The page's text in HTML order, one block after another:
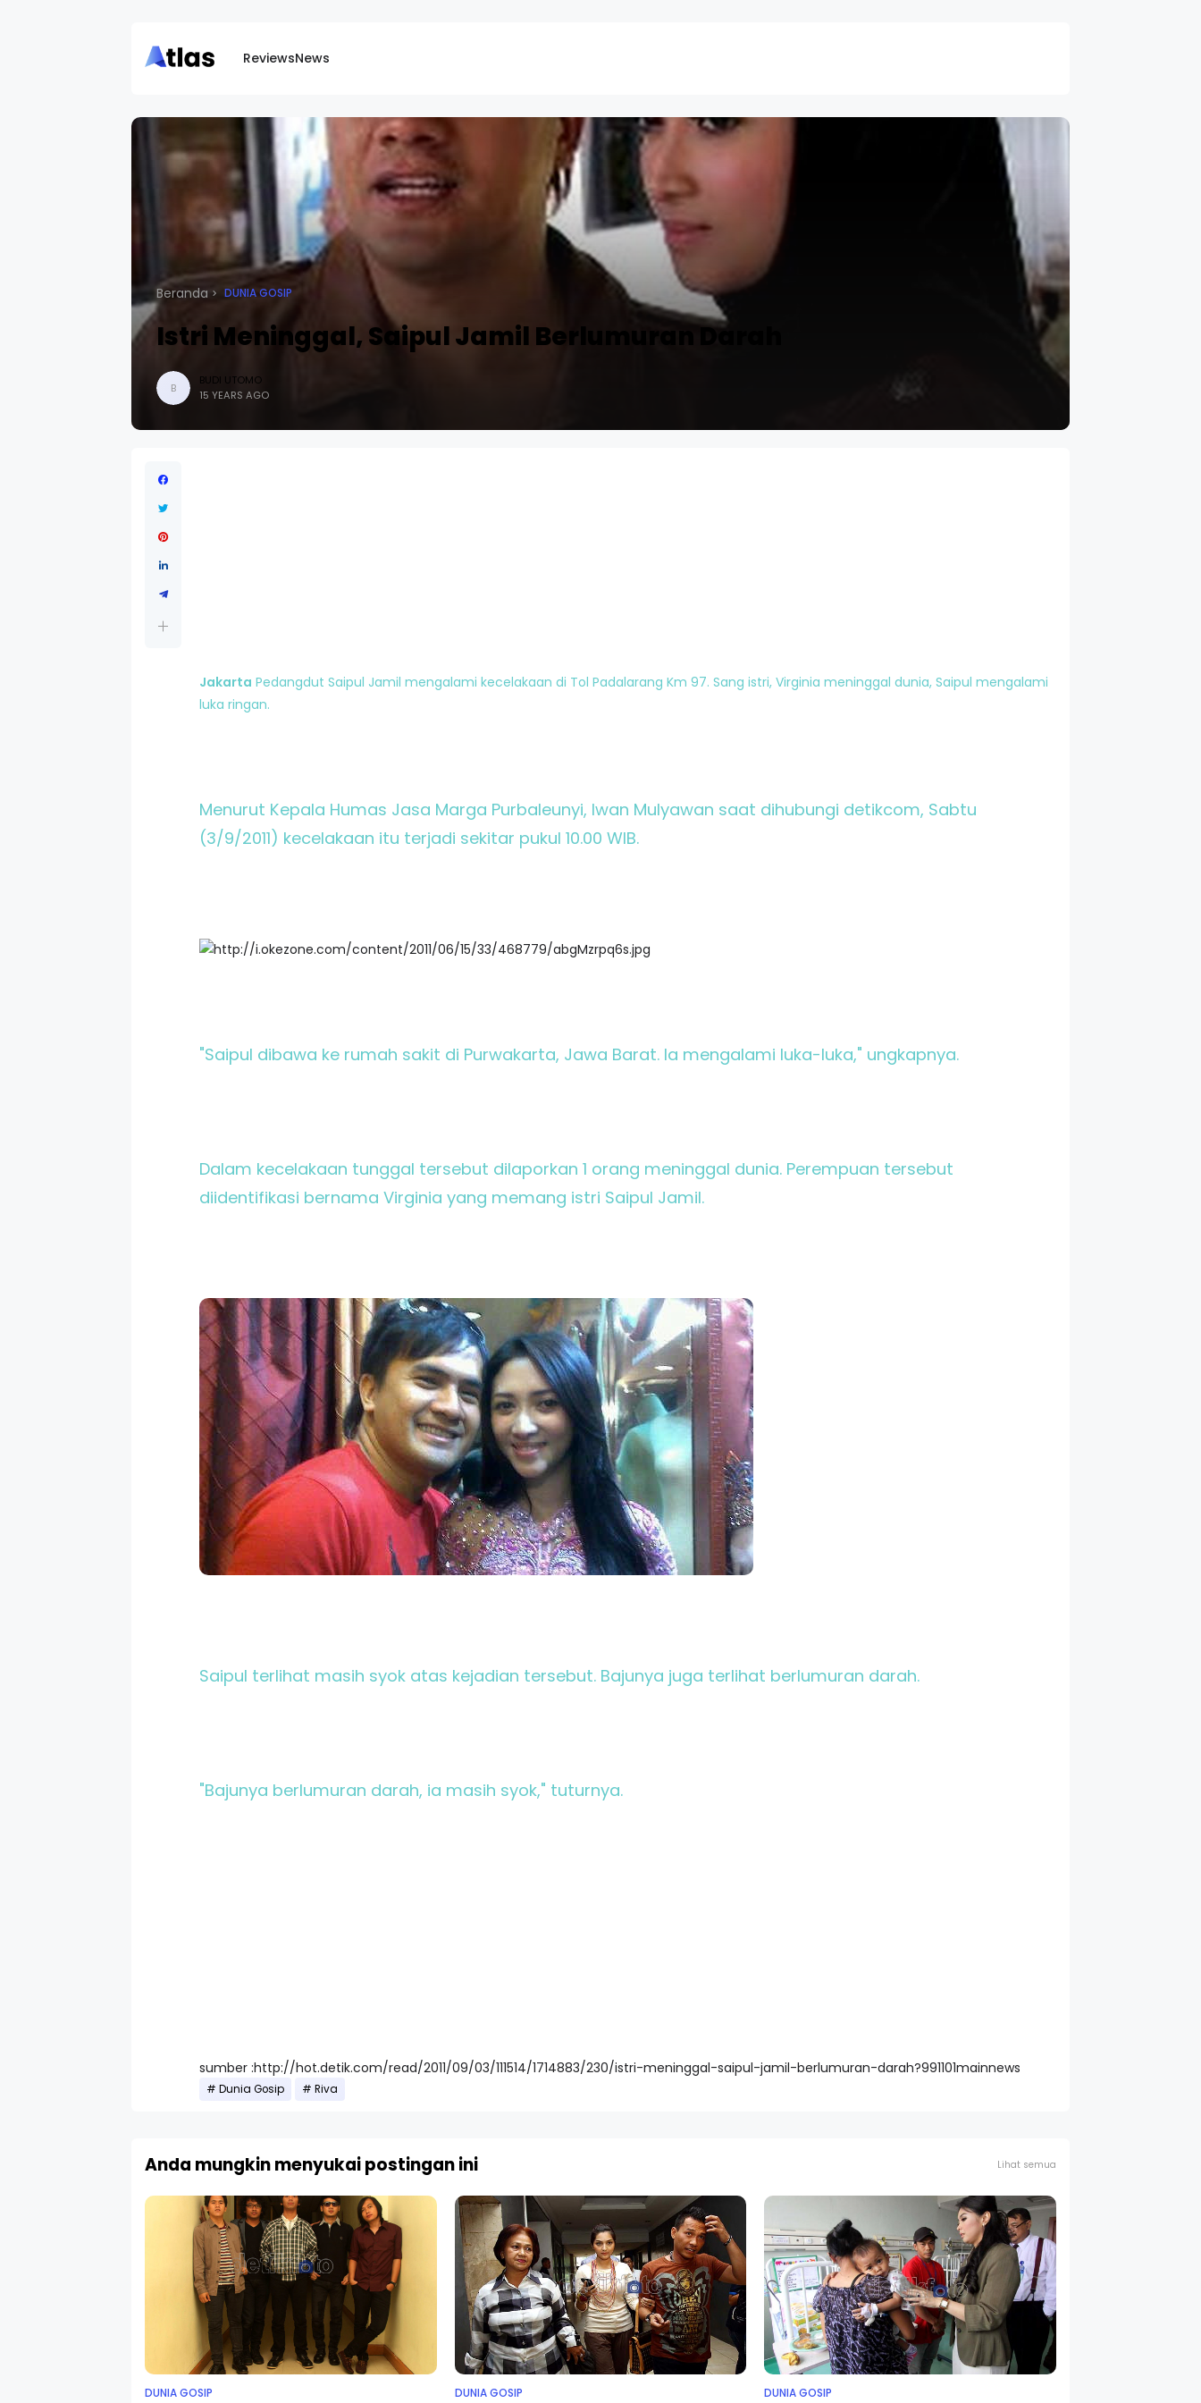
ReviewsNews
Beranda DUNIA GOSIP
Istri Meninggal, Saipul Jamil Berlumuran Darah
B
BUDI UTOMO
15 YEARS AGO
Jakarta Pedangdut Saipul Jamil mengalami kecelakaan di Tol Padalarang Km 97. Sang istri, Virginia meninggal dunia, Saipul mengalami
luka ringan.
Menurut Kepala Humas Jasa Marga Purbaleunyi, Iwan Mulyawan saat dihubungi detikcom, Sabtu
(3/9/2011) kecelakaan itu terjadi sekitar pukul 10.00 WIB.
"Saipul dibawa ke rumah sakit di Purwakarta, Jawa Barat. Ia mengalami luka-luka," ungkapnya.
Dalam kecelakaan tunggal tersebut dilaporkan 1 orang meninggal dunia. Perempuan tersebut
diidentifikasi bernama Virginia yang memang istri Saipul Jamil.
Saipul terlihat masih syok atas kejadian tersebut. Bajunya juga terlihat berlumuran darah.
"Bajunya berlumuran darah, ia masih syok," tuturnya.
sumber :http://hot.detik.com/read/2011/09/03/111514/1714883/230/istri-meninggal-saipul-jamil-berlumuran-darah?991101mainnews
Dunia Gosip Riva
Anda mungkin menyukai postingan ini Lihat semua
DUNIA GOSIP DUNIA GOSIP DUNIA GOSIP